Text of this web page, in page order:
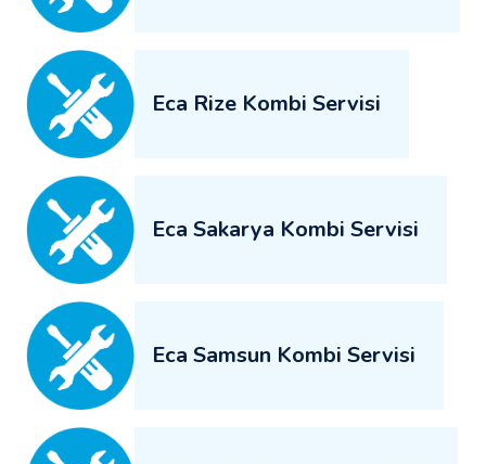
Eca Rize Kombi Servisi
Eca Sakarya Kombi Servisi
Eca Samsun Kombi Servisi